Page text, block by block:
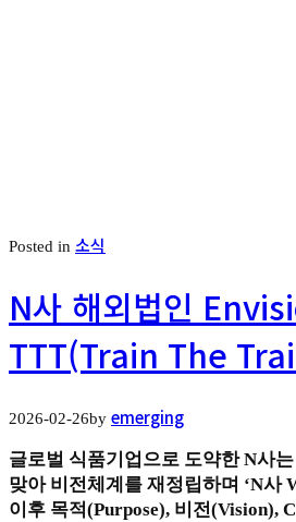
Posted in 소식
N사 해외법인
TTT(Train The
2026-02-26by emerging
글로벌 식품기업으로 도약한 N사
맞아 비전체계를 재정립하며 ‘N사
이후 목적(Purpose), 비전(Vision),